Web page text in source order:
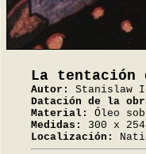
La tentación
Autor:
Stanislaw
Datación de la
Material:
Óleo
Medidas:
300 x
Localización: